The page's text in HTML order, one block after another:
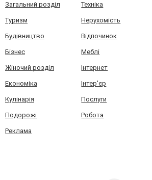
Загальний розділ Техніка
Туризм Нерухомість
Будівництво Відпочинок
Бізнес Меблі
Жіночий розділ Інтернет
Економіка Інтер'єр
Кулінарія Послуги
Подорожі Робота
Реклама